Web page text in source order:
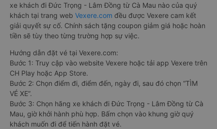
xe khách đi Đức Trọng - Lâm Đồng từ Cà Mau nào của quý
khách tại trang web Vexere.com đều được Vexere cam kết
giải quyết sự cố. Chính sách tặng coupon giảm giá hoặc hoàn
tiền sẽ tùy theo từng trường hợp sự việc.
Hướng dẫn đặt vé tại Vexere.com:
Bước 1: Truy cập vào website Vexere hoặc tải app Vexere trên
CH Play hoặc App Store.
Bước 2: Chọn điểm đi, điểm đến, ngày đi, sau đó chọn “TÌM
VÉ XE”.
Bước 3: Chọn hãng xe khách đi Đức Trọng - Lâm Đồng từ Cà
Mau, giờ khởi hành phù hợp. Bấm chọn vào khung giờ quý
khách muốn đi để tiến hành đặt vé.